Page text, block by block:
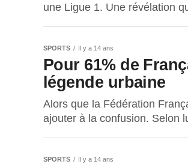
une Ligue 1. Une révélation
SPORTS Il y a 14 ans
Pour 61% de
légende urbaine
Alors que la Fédération
ajouter à la confusion. Selon
SPORTS Il y a 14 ans